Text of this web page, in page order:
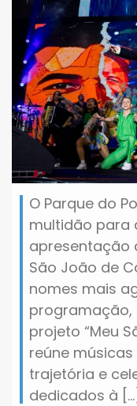
O Parque do
multidão para
apresentação
São João de
nomes mais
programação,
projeto “Meu
reúne
trajetória e
dedicados à […]